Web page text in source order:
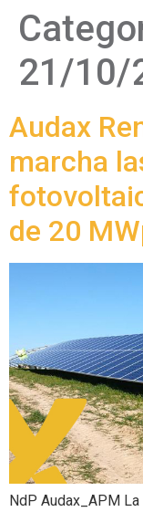
21/10/
Audax
marcha
de 20
NdP Audax_APM